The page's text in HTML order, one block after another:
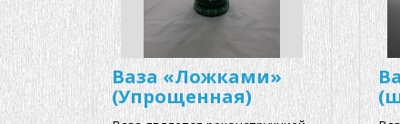
Ваза «Ложками»
(Упрощенная)